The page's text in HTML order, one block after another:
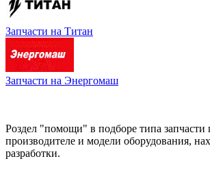
Запчасти на Титан
Запчасти на Энергомаш
Роздел "помощи" в подборе типа запчасти
производителе и модели оборудования,
разработки.